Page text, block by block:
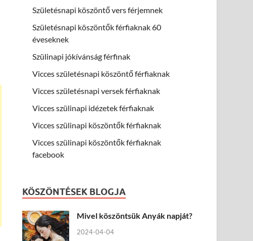
Születésnapi köszöntő vers férjemnek
Születésnapi köszöntők férfiaknak 60
éveseknek
Szülinapi jókívánság férfinak
Vicces születésnapi köszöntő férfiaknak
Vicces születésnapi versek férfiaknak
Vicces szülinapi idézetek férfiaknak
Vicces szülinapi köszöntők férfiaknak
Vicces szülinapi köszöntők férfiaknak
facebook
KÖSZÖNTÉSEK BLOGJA
Mivel köszöntsük Anyák napját?
2024-04-04